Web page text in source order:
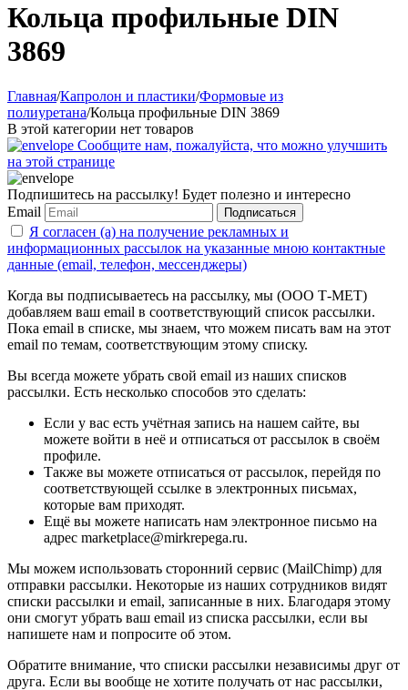
Кольца профильные DIN
3869
Главная/Капролон и пластики/Формовые из
полиуретана/Кольца профильные DIN 3869
В этой категории нет товаров
Сообщите нам, пожалуйста, что можно улучшить
на этой странице
Подпишитесь на рассылку! Будет полезно и интересно
Email
Подписаться
Я согласен (а) на получение рекламных и
информационных рассылок на указанные мною контактные
данные (email, телефон, мессенджеры)
Когда вы подписываетесь на рассылку, мы (ООО Т-МЕТ)
добавляем ваш email в соответствующий список рассылки.
Пока email в списке, мы знаем, что можем писать вам на этот
email по темам, соответствующим этому списку.
Вы всегда можете убрать свой email из наших списков
рассылки. Есть несколько способов это сделать:
Если у вас есть учётная запись на нашем сайте, вы
можете войти в неё и отписаться от рассылок в своём
профиле.
Также вы можете отписаться от рассылок, перейдя по
соответствующей ссылке в электронных письмах,
которые вам приходят.
Ещё вы можете написать нам электронное письмо на
адрес marketplace@mirkrepega.ru.
Мы можем использовать сторонний сервис (MailChimp) для
отправки рассылки. Некоторые из наших сотрудников видят
списки рассылки и email, записанные в них. Благодаря этому
они смогут убрать ваш email из списка рассылки, если вы
напишете нам и попросите об этом.
Обратите внимание, что списки рассылки независимы друг от
друга. Если вы вообще не хотите получать от нас рассылки,